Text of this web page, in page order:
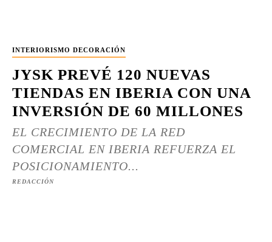
INTERIORISMO DECORACIÓN
JYSK PREVÉ 120 NUEVAS
TIENDAS EN IBERIA CON UNA
INVERSIÓN DE 60 MILLONES
EL CRECIMIENTO DE LA RED
COMERCIAL EN IBERIA REFUERZA EL
POSICIONAMIENTO...
REDACCIÓN